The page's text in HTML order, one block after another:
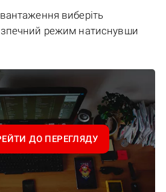
виберіть
режим натиснувши
ДО ПЕРЕГЛЯДУ